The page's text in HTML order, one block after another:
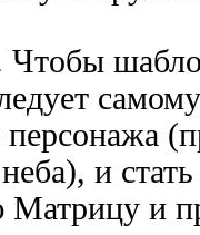
Чтобы
персонажа
и
и